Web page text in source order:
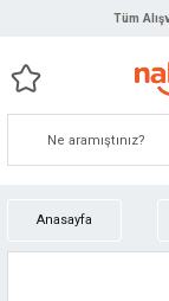
Tüm
Anasayfa